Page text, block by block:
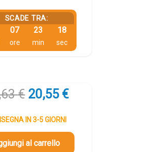
SCADE TRA:
07
ore
23
min
17
sec
€ Il
originale
era:
21,63 €.
20,55 €Il
è:
IN 3-5 GIORNI
al carrello